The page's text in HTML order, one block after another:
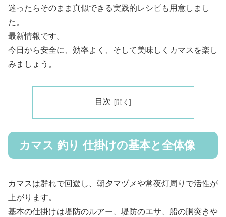
迷ったらそのまま真似できる実践的レシピも用意しまし
た。
最新情報です。
今日から安全に、効率よく、そして美味しくカマスを楽し
みましょう。
目次
カマス 釣り 仕掛けの基本と全体像
カマスは群れで回遊し、朝夕マヅメや常夜灯周りで活性が
上がります。
基本の仕掛けは堤防のルアー、堤防のエサ、船の胴突きや